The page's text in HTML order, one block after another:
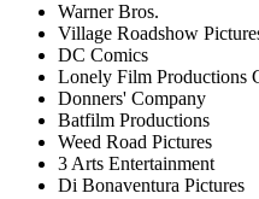
Warner Bros.
Village Roadshow
DC Comics
Lonely Film Productions
Donners' Company
Batfilm Productions
Weed Road Pictures
3 Arts Entertainment
Di Bonaventura Pictures